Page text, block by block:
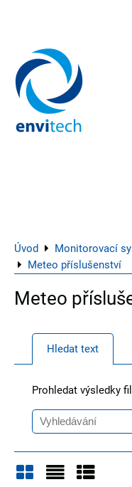
Úvod Monitorovací
Meteo příslušenství
Meteo
Hledat text
Prohledat výsledky